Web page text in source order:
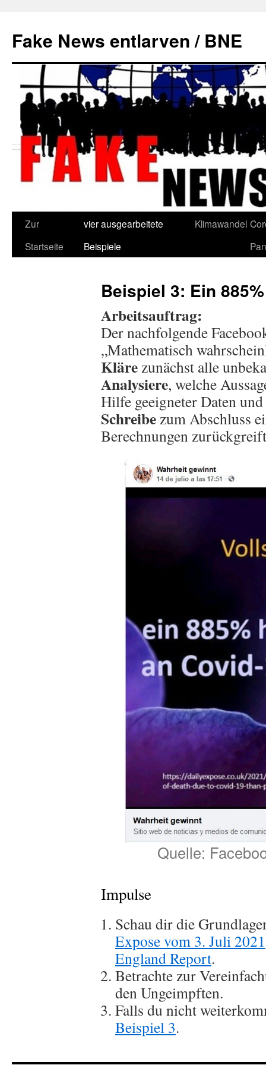
springen
Fake News entlarven / BNE
Zur
Startseite
vier ausgearbeitete
Beispiele
Klimawandel
Beispiel 3: Ein
Arbeitsauftrag:
Der nachfolgende
„Mathematisch
Klärezunächst alle
Analysiere, welche
Hilfe geeigneter Daten
Schreibezum Abschluss
Berechnungen
Quelle:
Impulse
Schau dir die
Expose vom 3. Juli 2021
England Report.
Betrachte zur
den Ungeimpften.
Falls du nicht
Beispiel 3.